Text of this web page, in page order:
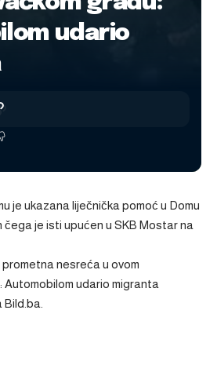
udario
je ukazana liječnička pomoć u Domu
čega je isti upućen u SKB Mostar na
nesreća u ovom
udario migranta
Bild.ba